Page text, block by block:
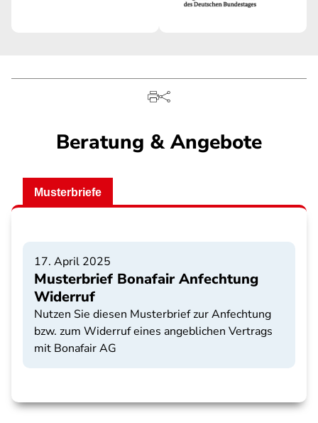
Beratung & Angebote
Musterbriefe
17. April 2025
Musterbrief Bonafair Anfechtung
Widerruf
Nutzen Sie diesen Musterbrief zur Anfechtung
bzw. zum Widerruf eines angeblichen Vertrags
mit Bonafair AG